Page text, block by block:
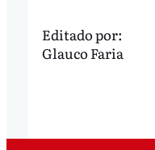
Editado por:
Glauco Faria